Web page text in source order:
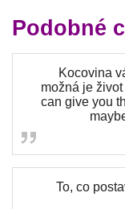
Podobné
Kocovina
možná je
can give you
To, co